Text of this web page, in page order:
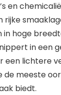
en
in hoge
in een
een lichtere
de meeste
biedt.